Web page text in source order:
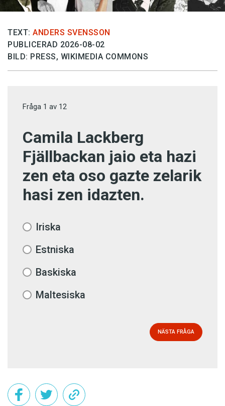
TEXT: ANDERS SVENSSON
PUBLICERAD 2026-08-02
BILD: PRESS, WIKIMEDIA COMMONS
Fråga 1 av 12
Camila Lackberg
Fjällbackan jaio eta hazi
zen eta oso gazte zelarik
hasi zen idazten.
Iriska
Estniska
Baskiska
Maltesiska
NÄSTA FRÅGA